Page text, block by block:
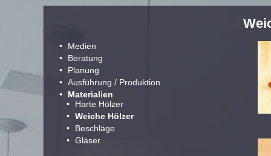
Medien
Beratung
Planung
Ausführung / Produktion
Materialien
Harte Hölzer
Weiche Hölzer
Beschläge
Gläser